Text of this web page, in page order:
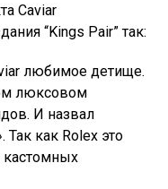
Caviar
“Kings Pair” так:
любимое детище.
люксовом
И назвал
как Rolex это
кастомных